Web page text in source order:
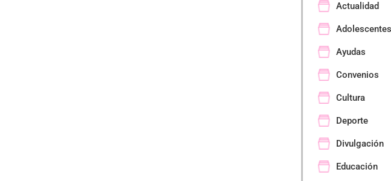
Actualidad
Adolescentes
Ayudas
Convenios
Cultura
Deporte
Divulgación
Educación